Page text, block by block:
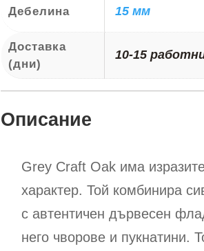
Дебелина 15 мм
Доставка
(дни)
10-15
Описание
Grey Craft Oak има
характер. Той комбинира
с автентичен дървесен
него чворове и пукнатини.